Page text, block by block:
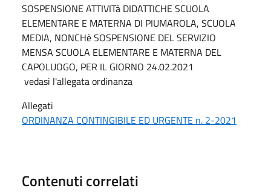
SOSPENSIONE ATTIVITà DIDATTICHE SCUOLA
ELEMENTARE E MATERNA DI PIUMAROLA, SCUOLA
MEDIA, NONCHè SOSPENSIONE DEL SERVIZIO
MENSA SCUOLA ELEMENTARE E MATERNA DEL
CAPOLUOGO, PER IL GIORNO 24.02.2021
vedasi l'allegata ordinanza
Allegati
ORDINANZA CONTINGIBILE ED URGENTE n. 2-2021
Contenuti correlati